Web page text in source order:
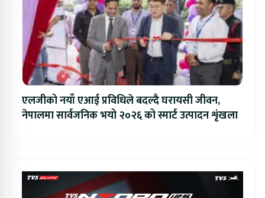
एलजीको नयाँ एआई प्रविधिले बदल्दै घरायसी जीवन,
नेपालमा सार्वजनिक भयो २०२६ को स्मार्ट उत्पादन शृंखला